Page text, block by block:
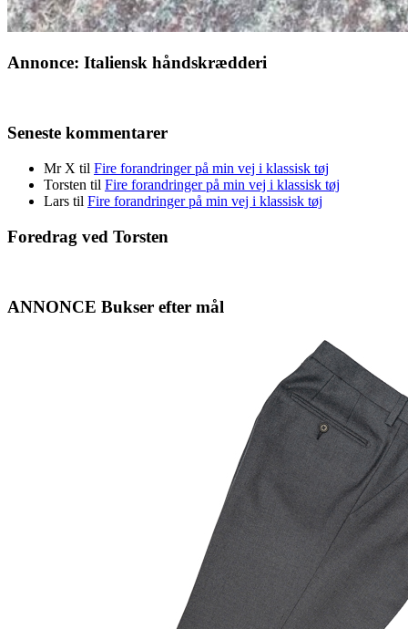
Annonce: Italiensk håndskrædderi
Seneste kommentarer
Mr X til Fire forandringer på min vej i klassisk tøj
Torsten til Fire forandringer på min vej i klassisk tøj
Lars til Fire forandringer på min vej i klassisk tøj
Foredrag ved Torsten
ANNONCE Bukser efter mål